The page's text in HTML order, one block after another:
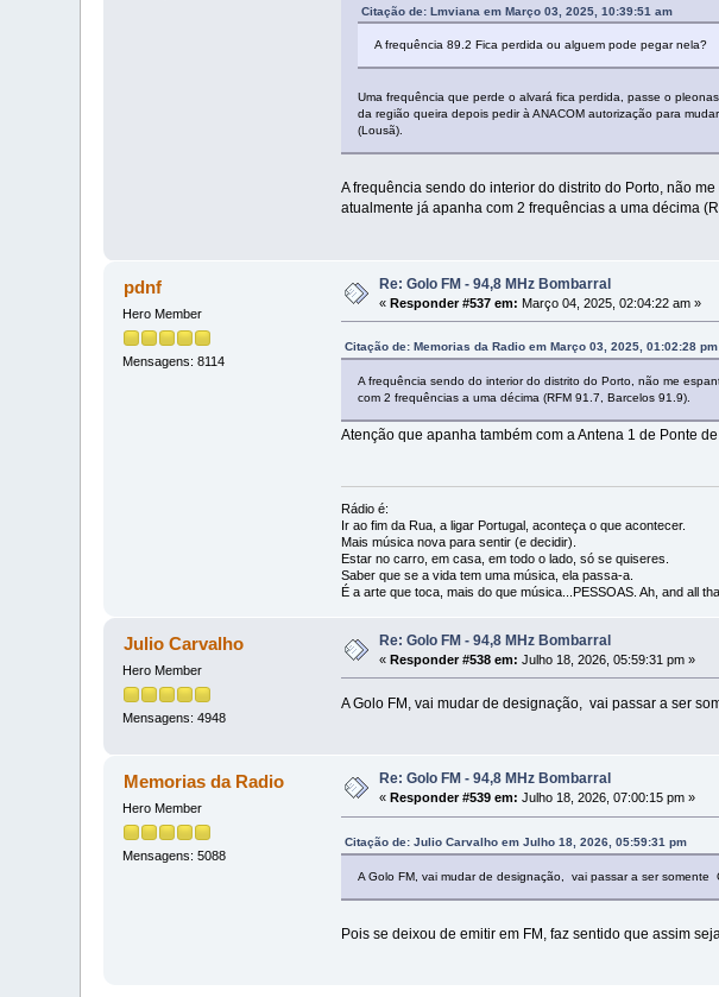
Citação de: Lmviana em Março 03, 2025, 10:39:51 am
A frequência 89.2 Fica perdida ou alguem pode pegar nela?
Uma frequência que perde o alvará fica perdida, passe o
da região queira depois pedir à ANACOM autorização para
(Lousã).
A frequência sendo do interior do distrito do Porto, não
atualmente já apanha com 2 frequências a uma décima
pdnf
Hero Member
Mensagens: 8114
Re: Golo FM - 94,8 MHz Bombarral
«Responder #537 em: Março 04, 2025, 02:04:22 am »
Citação de: Memorias da Radio em Março 03, 2025, 01:02:28 pm
A frequência sendo do interior do distrito do Porto, não me
com 2 frequências a uma décima (RFM 91.7, Barcelos 91.9).
Atenção que apanha também com a Antena 1 de Ponte
Rádio é:
Ir ao fim da Rua, a ligar Portugal, aconteça o que acontecer.
Mais música nova para sentir (e decidir).
Estar no carro, em casa, em todo o lado, só se quiseres.
Saber que se a vida tem uma música, ela passa-a.
É a arte que toca, mais do que música...PESSOAS. Ah, and all
Julio Carvalho
Hero Member
Mensagens: 4948
Re: Golo FM - 94,8 MHz Bombarral
«Responder #538 em: Julho 18, 2026, 05:59:31 pm »
A Golo FM, vai mudar de designação, vai passar a ser
Memorias da Radio
Hero Member
Mensagens: 5088
Re: Golo FM - 94,8 MHz Bombarral
«Responder #539 em: Julho 18, 2026, 07:00:15 pm »
Citação de: Julio Carvalho em Julho 18, 2026, 05:59:31 pm
A Golo FM, vai mudar de designação, vai passar a ser somente
Pois se deixou de emitir em FM, faz sentido que assim